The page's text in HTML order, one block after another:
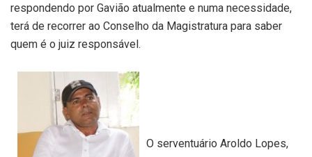
respondendo por Gavião atualmente e numa necessidade,
terá de recorrer ao Conselho da Magistratura para saber
quem é o juiz responsável.
O serventuário Aroldo Lopes,